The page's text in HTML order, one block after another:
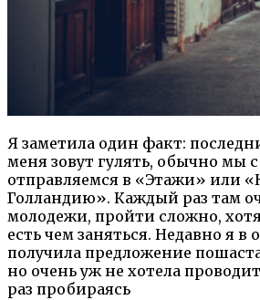
Я заметила один факт:
меня зовут гулять, обычно мы
отправляемся в «Этажи» или
Голландию». Каждый раз там
молодежи, пройти сложно,
есть чем заняться. Недавно я в
получила предложение
но очень уж не хотела
раз пробираясь